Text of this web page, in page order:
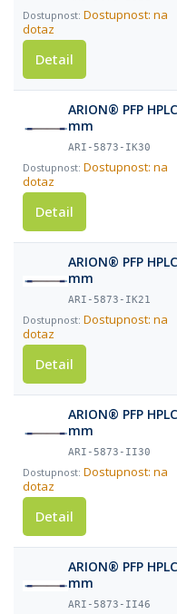
Dostupnost: na
dotaz
Detail
ARION® PFP
mm
ARI-5873-IK30
Dostupnost: na
dotaz
Detail
ARION® PFP
mm
ARI-5873-IK21
Dostupnost: na
dotaz
Detail
ARION® PFP
mm
ARI-5873-II30
Dostupnost: na
dotaz
Detail
ARION® PFP
mm
ARI-5873-II46